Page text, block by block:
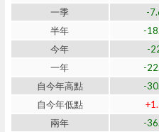
一季
-
半年
-
今年
-
一年
-
自今年高點
-
自今年低點
兩年
-